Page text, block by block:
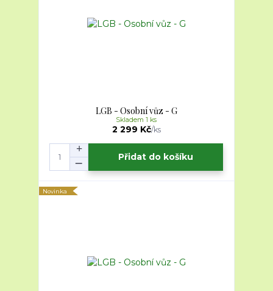
LGB - Osobní vůz - G
2 299 Kč/ks
Skladem 1 ks
Přidat do košíku
Novinka